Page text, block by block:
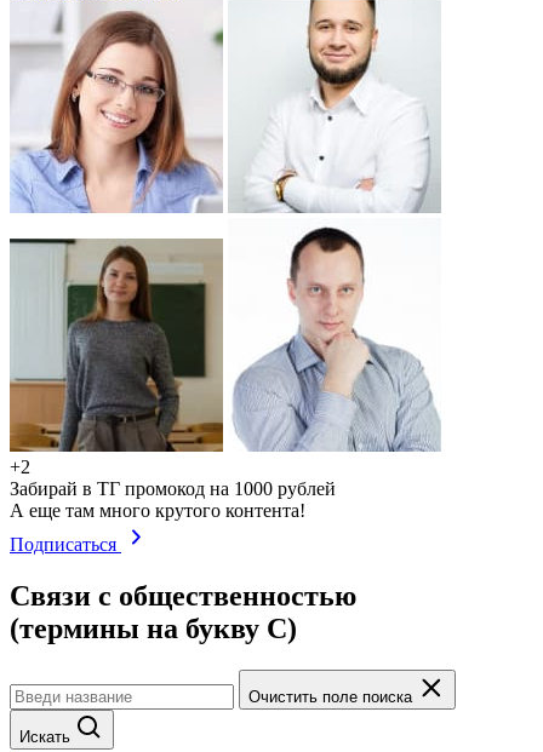
+2
Забирай в ТГ промокод на 1000 рублей
А еще там много крутого контента!
Подписаться
Связи с общественностью
(термины на букву С)
Очистить поле поиска
Искать